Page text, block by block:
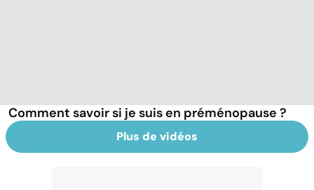
Comment savoir si je suis en préménopause ?
Plus de vidéos